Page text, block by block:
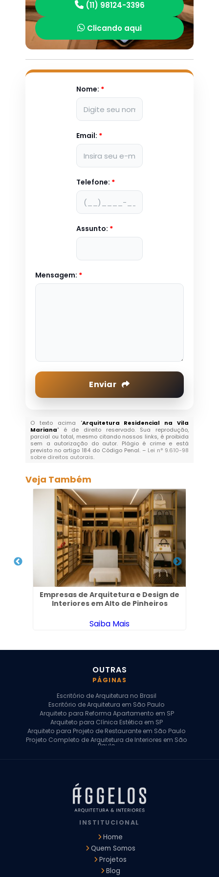
(11) 98124-3396
Clicando aqui
Nome: *
Email: *
Telefone: *
Assunto: *
Mensagem: *
Enviar
O texto acima "Arquitetura Residencial na Vila
Mariana" é de direito reservado. Sua reprodução,
parcial ou total, mesmo citando nossos links, é proibida
sem a autorização do autor. Plágio é crime e está
previsto no artigo 184 do Código Penal. – Lei n° 9.610-98
sobre direitos autorais.
Veja Também
Empresas de Arquitetura e Design de
Interiores em Alto de Pinheiros
Saiba Mais
OUTRAS
PÁGINAS
Escritório de Arquitetura no Brasil
Escritório de Arquitetura em São Paulo
Arquiteto para Reforma Apartamento em SP
Arquiteto para Clínica Estética em SP
Arquiteto para Projeto de Restaurante em São Paulo
Projeto Completo de Arquitetura de Interiores em São
Paulo
Arquiteto para Projeto Comercial em São Paulo
Arquiteto Comercial
Arquiteto para Reforma de Apartamento
Arquiteto para Reforma Residencial
Arquitetura para Reforma de Casas
Design de Interiores Apartamentos
Design de Interiores Residencial
Empresa de Arquitetura e Design
Empresas de Arquitetura e Design de Interiores
INSTITUCIONAL
Home
Quem Somos
Projetos
Blog